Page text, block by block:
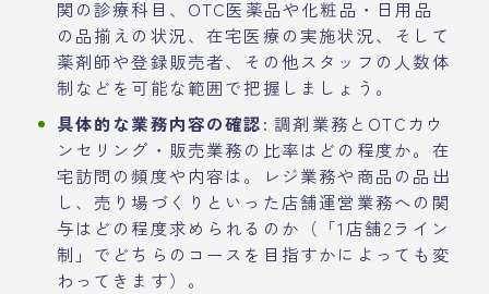
関の診療科目、OTC医薬品や化粧品・日用品
の品揃えの状況、在宅医療の実施状況、そして
薬剤師や登録販売者、その他スタッフの人数体
制などを可能な範囲で把握しましょう。
具体的な業務内容の確認: 調剤業務とOTCカウ
ンセリング・販売業務の比率はどの程度か。在
宅訪問の頻度や内容は。レジ業務や商品の品出
し、売り場づくりといった店舗運営業務への関
与はどの程度求められるのか（「1店舗2ライン
制」でどちらのコースを目指すかによっても変
わってきます）。